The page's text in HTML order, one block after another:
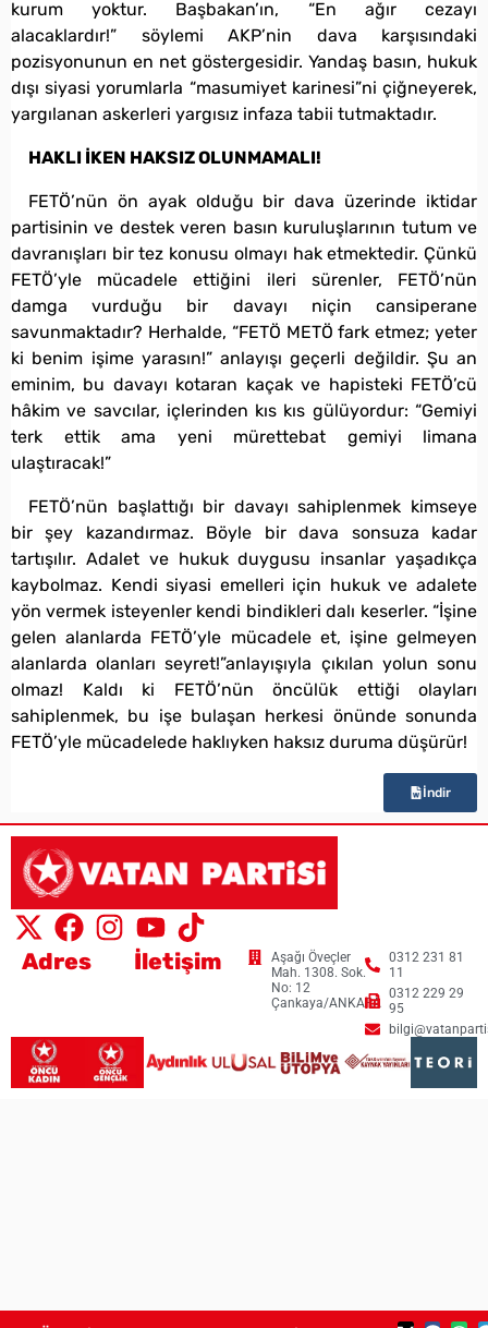
kurum yoktur. Başbakan’ın, “En ağır cezayı
alacaklardır!” söylemi AKP’nin dava karşısındaki
pozisyonunun en net göstergesidir. Yandaş basın, hukuk
dışı siyasi yorumlarla “masumiyet karinesi”ni çiğneyerek,
yargılanan askerleri yargısız infaza tabii tutmaktadır.
HAKLI İKEN HAKSIZ OLUNMAMALI!
FETÖ’nün ön ayak olduğu bir dava üzerinde iktidar
partisinin ve destek veren basın kuruluşlarının tutum ve
davranışları bir tez konusu olmayı hak etmektedir. Çünkü
FETÖ’yle mücadele ettiğini ileri sürenler, FETÖ’nün
damga vurduğu bir davayı niçin cansiperane
savunmaktadır? Herhalde, “FETÖ METÖ fark etmez; yeter
ki benim işime yarasın!” anlayışı geçerli değildir. Şu an
eminim, bu davayı kotaran kaçak ve hapisteki FETÖ’cü
hâkim ve savcılar, içlerinden kıs kıs gülüyordur: “Gemiyi
terk ettik ama yeni mürettebat gemiyi limana
ulaştıracak!”
FETÖ’nün başlattığı bir davayı sahiplenmek kimseye
bir şey kazandırmaz. Böyle bir dava sonsuza kadar
tartışılır. Adalet ve hukuk duygusu insanlar yaşadıkça
kaybolmaz. Kendi siyasi emelleri için hukuk ve adalete
yön vermek isteyenler kendi bindikleri dalı keserler. “İşine
gelen alanlarda FETÖ’yle mücadele et, işine gelmeyen
alanlarda olanları seyret!”anlayışıyla çıkılan yolun sonu
olmaz! Kaldı ki FETÖ’nün öncülük ettiği olayları
sahiplenmek, bu işe bulaşan herkesi önünde sonunda
FETÖ’yle mücadelede haklıyken haksız duruma düşürür!
İndir
Adres
Aşağı Öveçler
Mah. 1308. Sok.
No: 12
Çankaya/ANKARA
İletişim
0312 231 81
11
0312 229 29
95